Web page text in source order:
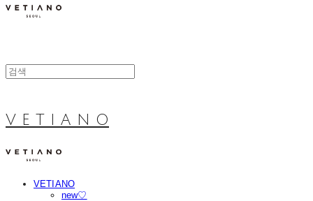
V E T I A N O
VETIANO
new♡